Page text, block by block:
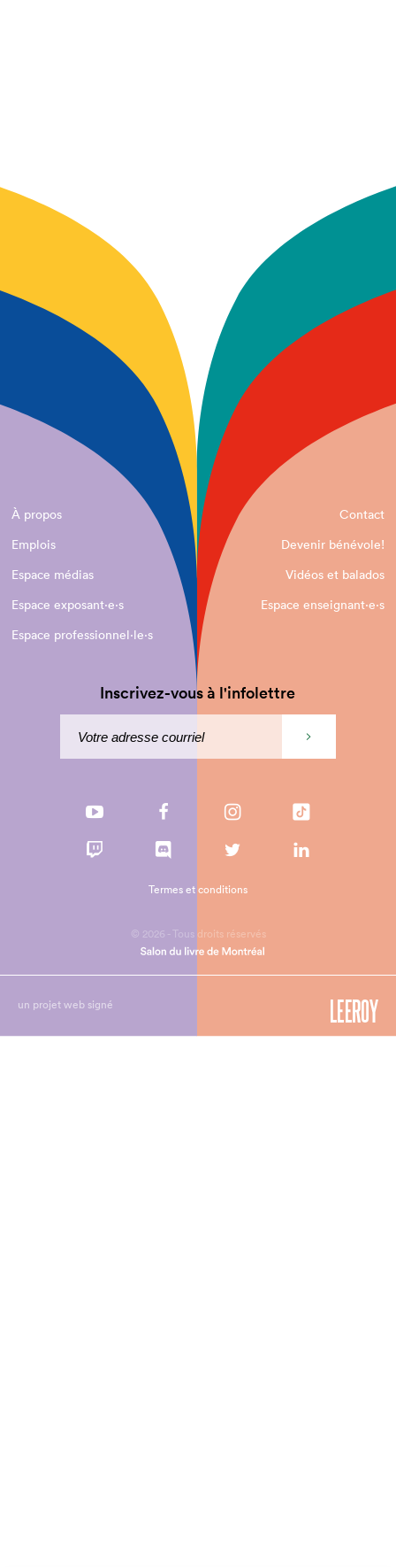
À propos
Contact
Emplois
Devenir bénévole!
Espace médias
Vidéos et balados
Espace exposant·e⋅s
Espace enseignant·e⋅s
Espace professionnel·le⋅s
Inscrivez-vous à l'infolettre
© 2026 - Tous droits réservés
Termes et conditions
un projet web signé